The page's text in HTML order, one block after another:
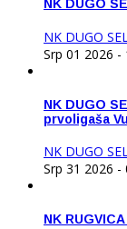
NK DUGO
NK DUGO
Srp 01 2026 -
NK DUGO
prvoligaša
NK DUGO
Srp 31 2026 -
NK